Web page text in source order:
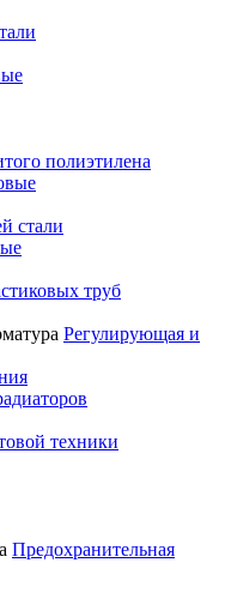
полиэтилена
стали
труб
Регулирующая и
техники
Предохранительная